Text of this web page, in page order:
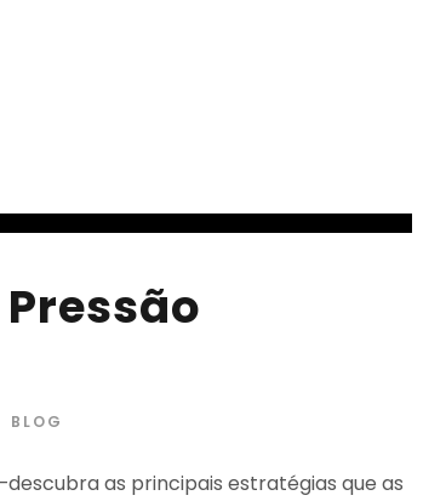
BLOG
as principais estratégias que as